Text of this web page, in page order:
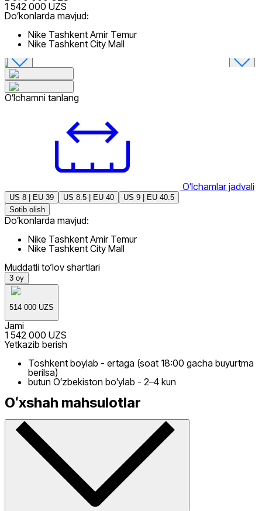
1 542 000 UZS
Doʻkonlarda mavjud:
Nike Tashkent Amir Temur
Nike Tashkent City Mall
Oʻlchamni tanlang
Oʻlchamlar jadvali
US 8 | EU 39 US 8.5 | EU 40
US 9 | EU 40.5
Sotib olish
Doʻkonlarda mavjud:
Nike Tashkent Amir Temur
Nike Tashkent City Mall
Muddatli to‘lov shartlari
3 oy
514 000 UZS
Jami
1 542 000 UZS
Yetkazib berish
Toshkent boylab - ertaga (soat 18:00 gacha buyurtma
berilsa)
butun Oʻzbekiston boʻylab - 2–4 kun
Oʻxshah mahsulotlar